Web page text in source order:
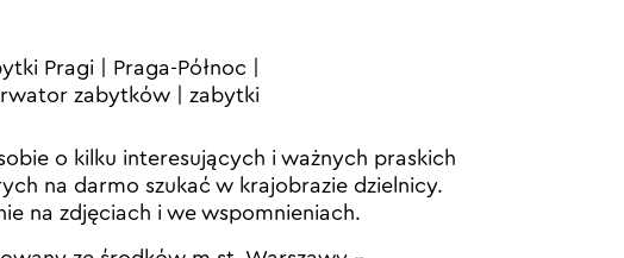
Pragi Praga-Północ
zabytków
zabytki
o kilku interesujących i ważnych praskich
na darmo szukać w krajobrazie dzielnicy.
na zdjęciach i we wspomnieniach.